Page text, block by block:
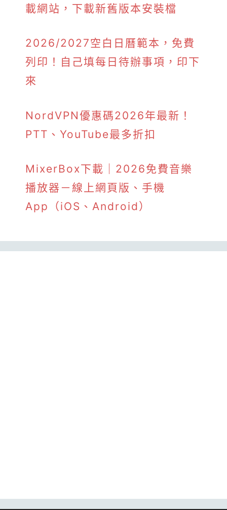
載網站，下載新舊版本安裝檔
2026/2027空白日曆範本，免費
列印！自己填每日待辦事項，印下
來
NordVPN優惠碼2026年最新！
PTT、YouTube最多折扣
MixerBox下載｜2026免費音樂
播放器－線上網頁版、手機
App（iOS、Android）